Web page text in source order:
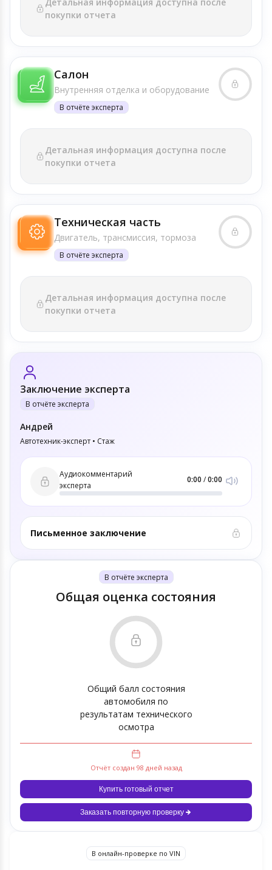
покупки отчета
Салон
Внутренняя отделка и оборудование
В отчёте эксперта
Детальная информация доступна после
покупки отчета
Техническая часть
Двигатель, трансмиссия, тормоза
В отчёте эксперта
Детальная информация доступна после
покупки отчета
Заключение эксперта
В отчёте эксперта
Андрей
Автотехник-эксперт • Стаж
Аудиокомментарий
эксперта
0:00 /0:00
Письменное заключение
В отчёте эксперта
Общая оценка состояния
Общий балл состояния
автомобиля по
результатам технического
осмотра
Отчёт создан 98 дней назад
Купить готовый отчет
Заказать повторную проверку
В онлайн-проверке по VIN